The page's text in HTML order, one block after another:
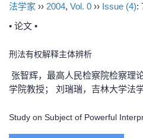
法学家 ›› 2004, Vol. 0 ›› Issue (4):
• 论文 •
刑法有权解释主体辨析
张智辉，最高人民检察院检察理
学院教授； 刘瑞瑞，吉林大学法
Study on Subject of Powerful